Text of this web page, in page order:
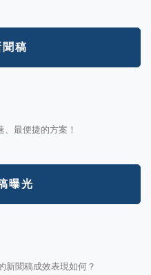
稿
最便捷的方案！
曝光
新聞稿成效表現如何？